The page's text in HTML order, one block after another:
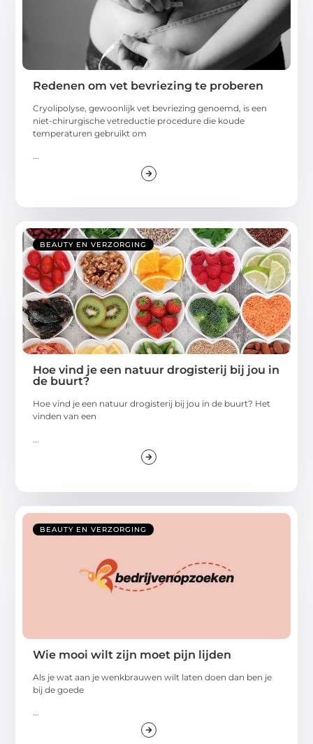
Redenen om vet bevriezing te proberen
Cryolipolyse, gewoonlijk vet bevriezing genoemd, is een
niet-chirurgische vetreductie procedure die koude
temperaturen gebruikt om
...
BEAUTY EN VERZORGING
Hoe vind je een natuur drogisterij bij jou in
de buurt?
Hoe vind je een natuur drogisterij bij jou in de buurt? Het
vinden van een
BEAUTY EN VERZORGING
Wie mooi wilt zijn moet pijn lijden
Als je wat aan je wenkbrauwen wilt laten doen dan ben je
bij de goede
...